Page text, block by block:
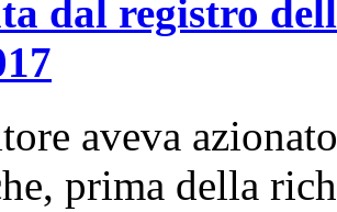
dal registro
aveva
prima della